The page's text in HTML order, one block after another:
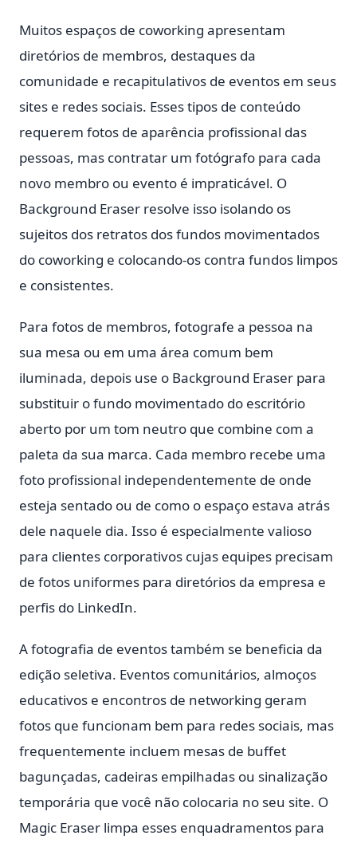
Muitos espaços de coworking apresentam
diretórios de membros, destaques da
comunidade e recapitulativos de eventos em seus
sites e redes sociais. Esses tipos de conteúdo
requerem fotos de aparência profissional das
pessoas, mas contratar um fotógrafo para cada
novo membro ou evento é impraticável. O
Background Eraser resolve isso isolando os
sujeitos dos retratos dos fundos movimentados
do coworking e colocando-os contra fundos limpos
e consistentes.
Para fotos de membros, fotografe a pessoa na
sua mesa ou em uma área comum bem
iluminada, depois use o Background Eraser para
substituir o fundo movimentado do escritório
aberto por um tom neutro que combine com a
paleta da sua marca. Cada membro recebe uma
foto profissional independentemente de onde
esteja sentado ou de como o espaço estava atrás
dele naquele dia. Isso é especialmente valioso
para clientes corporativos cujas equipes precisam
de fotos uniformes para diretórios da empresa e
perfis do LinkedIn.
A fotografia de eventos também se beneficia da
edição seletiva. Eventos comunitários, almoços
educativos e encontros de networking geram
fotos que funcionam bem para redes sociais, mas
frequentemente incluem mesas de buffet
bagunçadas, cadeiras empilhadas ou sinalização
temporária que você não colocaria no seu site. O
Magic Eraser limpa esses enquadramentos para